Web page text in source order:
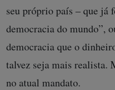
seu próprio país – que já
democracia do mundo”,
democracia que o
talvez seja mais realista.
no atual mandato.